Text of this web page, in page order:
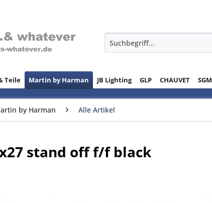
Teile Martin by Harman JB Lighting GLP CHAUVET SGM
by Harman Alle Artikel
stand off f/f black